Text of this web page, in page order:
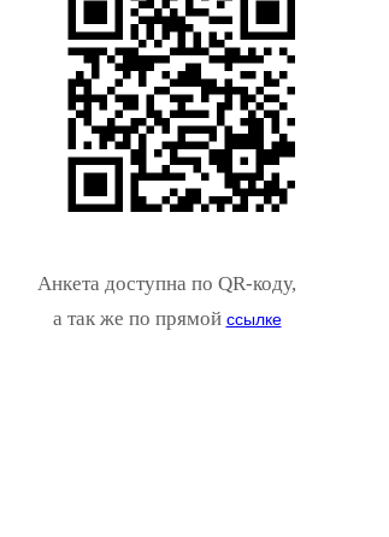
Анкета доступна по QR-коду,
а так же по прямой ссылке